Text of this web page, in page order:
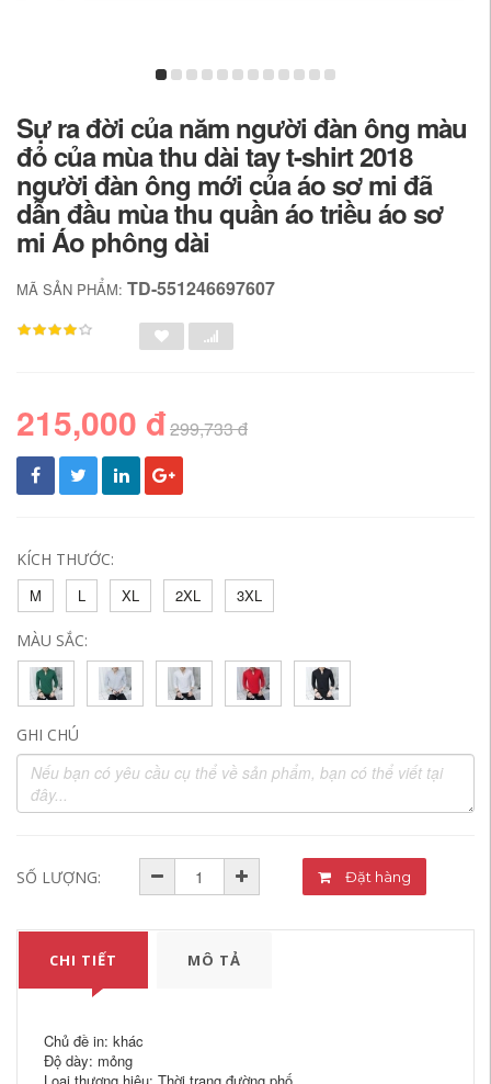
Sự ra đời của năm người đàn ông màu
đỏ của mùa thu dài tay t-shirt 2018
người đàn ông mới của áo sơ mi đã
dẫn đầu mùa thu quần áo triều áo sơ
mi Áo phông dài
MÃ SẢN PHẨM: TD-551246697607
215,000 đ299,733 đ
KÍCH THƯỚC:
M
L XL 2XL 3XL
MÀU SẮC:
GHI CHÚ
SỐ LƯỢNG: Đặt hàng
CHI TIẾT MÔ TẢ
Chủ đề in: khác
Độ dày: mỏng
Loại thương hiệu: Thời trang đường phố